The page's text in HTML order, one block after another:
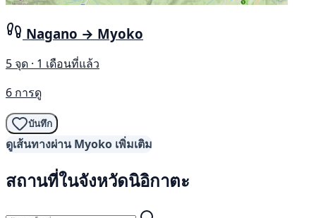
Nagano → Myoko
5 จุด · 1 เดือนที่แล้ว
6 การดู
บันทึก
ดูเส้นทางผ่าน Myoko เพิ่มเติม
สถานที่ในจังหวัดนิอิกาตะ